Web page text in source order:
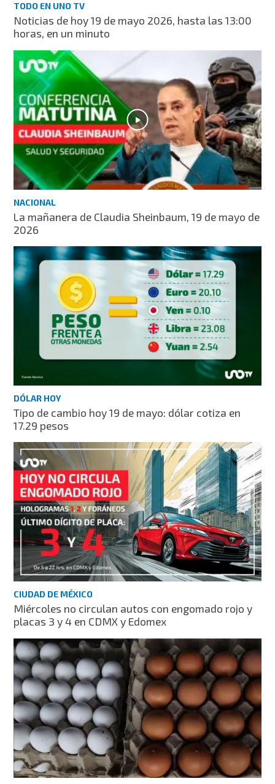
TODO EN UNO TV
Noticias de hoy 19 de mayo 2026, hasta las 13:00
horas, en un minuto
NACIONAL
La mañanera de Claudia Sheinbaum, 19 de mayo de
2026
DÓLAR HOY
Tipo de cambio hoy 19 de mayo: dólar cotiza en
17.29 pesos
CIUDAD DE MÉXICO
Miércoles no circulan autos con engomado rojo y
placas 3 y 4 en CDMX y Edomex